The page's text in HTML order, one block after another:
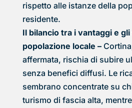
rispetto alle istanze della
residente.
Il bilancio tra i vantaggi e
popolazione locale –
affermata, rischia di subire
senza benefici diffusi. Le
sembrano concentrate su
turismo di fascia alta,